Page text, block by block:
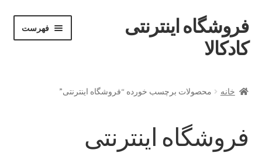
پرش
به
ناوبری
پرش
به
محتوا
فروشگاه اینترنتی
کادکالا
فهرست
Demo V
خانه محصولات برچسب خورده “فروشگاه اینترنتی”
فروشگاه اینترنتی